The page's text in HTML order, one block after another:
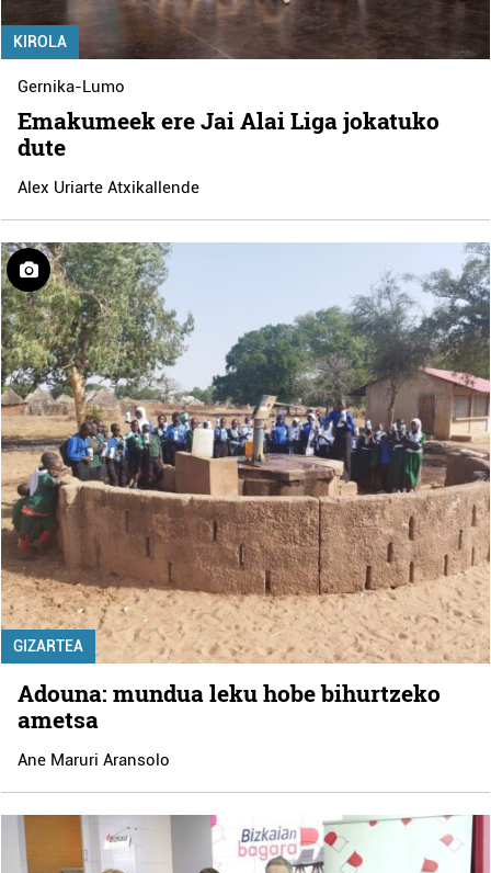
KIROLA
Gernika-Lumo
Emakumeek ere Jai Alai Liga jokatuko
dute
Alex Uriarte Atxikallende
GIZARTEA
Adouna: mundua leku hobe bihurtzeko
ametsa
Ane Maruri Aransolo